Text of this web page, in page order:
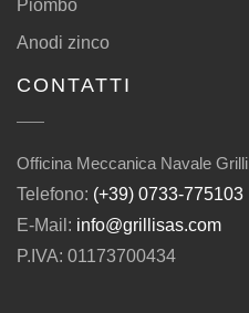
Piombo
Anodi zinco
CONTATTI
Officina Meccanica Navale
Telefono: (+39) 0733-775103
E-Mail: info@grillisas.com
P.IVA: 01173700434